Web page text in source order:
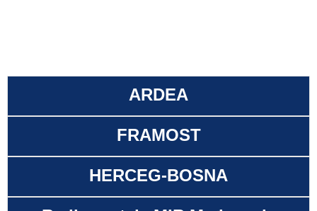
ARDEA
FRAMOST
HERCEG-BOSNA